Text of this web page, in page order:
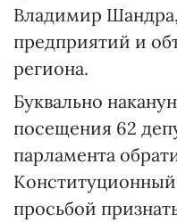
Владимир
предприятий и
региона.
Буквально
посещения 62
парламента
просьбой